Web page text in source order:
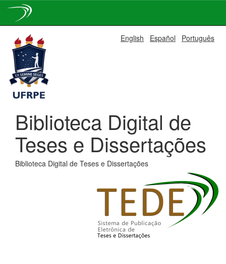
navigation
English Español Português
Biblioteca Digital de
Teses e Dissertações
Biblioteca Digital de Teses e Dissertações